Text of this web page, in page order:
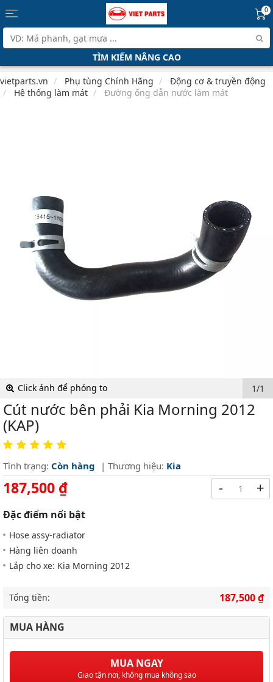
0
TÌM KIẾM NÂNG CAO
vietparts.vn Phụ tùng Chính Hãng
Động cơ & truyền động
Hệ thống làm mát
Đường ống dẫn nước làm mát
Click ảnh để phóng to 1/1
Cút nước bên phải Kia Morning 2012
(KAP)
Tình trạng: Còn hàng | Thương hiệu: Kia
187,500 ₫
Đặc điểm nổi bật
Hose assy-radiator
Hàng liên doanh
Lắp cho xe: Kia Morning 2012
- +
Tổng tiền: 187,500 ₫
MUA HÀNG
MUA NGAY
Giao tận nơi, không mua không sao